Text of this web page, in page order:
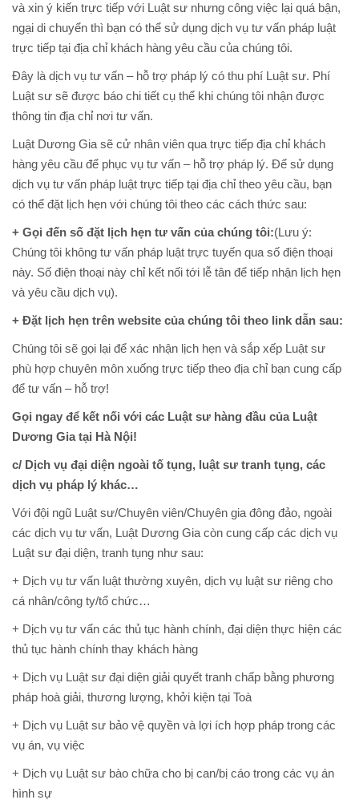
và xin ý kiến trực tiếp với Luật sư nhưng công việc lại quá bận,
ngại di chuyển thì bạn có thể sử dụng dịch vụ tư vấn pháp luật
trực tiếp tại địa chỉ khách hàng yêu cầu của chúng tôi.
Đây là dịch vụ tư vấn – hỗ trợ pháp lý có thu phí Luật sư. Phí
Luật sư sẽ được báo chi tiết cụ thể khi chúng tôi nhận được
thông tin địa chỉ nơi tư vấn.
Luật Dương Gia sẽ cử nhân viên qua trực tiếp địa chỉ khách
hàng yêu cầu để phục vụ tư vấn – hỗ trợ pháp lý. Để sử dụng
dịch vụ tư vấn pháp luật trực tiếp tại địa chỉ theo yêu cầu, bạn
có thể đặt lịch hẹn với chúng tôi theo các cách thức sau:
+ Gọi đến số đặt lịch hẹn tư vấn của chúng tôi:(Lưu ý:
Chúng tôi không tư vấn pháp luật trực tuyến qua số điện thoại
này. Số điện thoại này chỉ kết nối tới lễ tân để tiếp nhận lịch hẹn
và yêu cầu dịch vụ).
+ Đặt lịch hẹn trên website của chúng tôi theo link dẫn sau:
Chúng tôi sẽ gọi lại để xác nhận lịch hẹn và sắp xếp Luật sư
phù hợp chuyên môn xuống trực tiếp theo địa chỉ bạn cung cấp
để tư vấn – hỗ trợ!
Gọi ngay để kết nối với các Luật sư hàng đầu của Luật
Dương Gia tại Hà Nội!
c/ Dịch vụ đại diện ngoài tố tụng, luật sư tranh tụng, các
dịch vụ pháp lý khác…
Với đội ngũ Luật sư/Chuyên viên/Chuyên gia đông đảo, ngoài
các dịch vụ tư vấn, Luật Dương Gia còn cung cấp các dịch vụ
Luật sư đại diện, tranh tụng như sau:
+ Dịch vụ tư vấn luật thường xuyên, dịch vụ luật sư riêng cho
cá nhân/công ty/tổ chức…
+ Dịch vụ tư vấn các thủ tục hành chính, đại diện thực hiện các
thủ tục hành chính thay khách hàng
+ Dịch vụ Luật sư đại diện giải quyết tranh chấp bằng phương
pháp hoà giải, thương lượng, khởi kiện tại Toà
+ Dịch vụ Luật sư bảo vệ quyền và lợi ích hợp pháp trong các
vụ án, vụ việc
+ Dịch vụ Luật sư bào chữa cho bị can/bị cáo trong các vụ án
hình sự